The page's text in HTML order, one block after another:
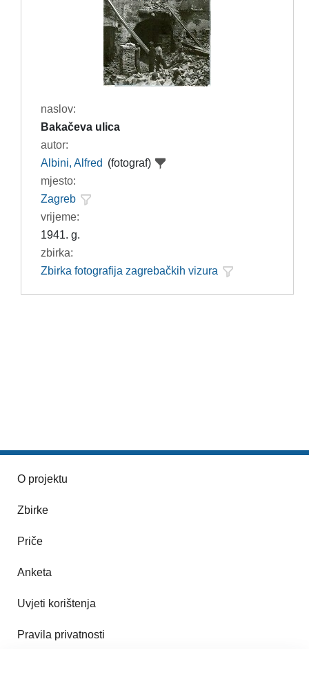
naslov:
Bakačeva ulica
autor:
Albini, Alfred (fotograf)
mjesto:
Zagreb
vrijeme:
1941. g.
zbirka:
Zbirka fotografija zagrebačkih vizura
O projektu
Zbirke
Priče
Anketa
Uvjeti korištenja
Pravila privatnosti